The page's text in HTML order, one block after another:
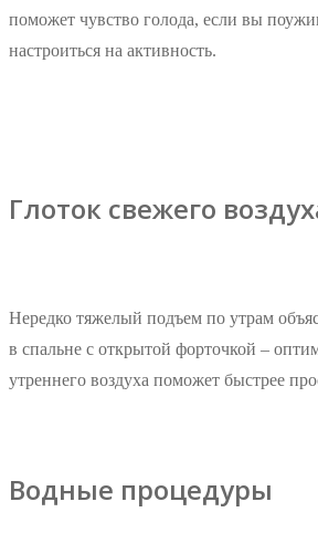
поможет чувство голода, если вы
настроиться на активность.
Глоток свежего
Нередко тяжелый подъем по утрам
в спальне с открытой форточкой –
утреннего воздуха поможет быстрее
Водные процедуры